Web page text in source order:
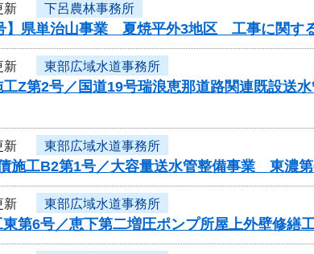
新 下呂農林事務所
】県単治山事業 夏焼平外3地区 工事に関す
新 東部広域水道事務所
工Z第2号／国道19号瑞浪恵那道路関連既設
新 東部広域水道事務所
債施工B2第1号／大容量送水管整備事業 東濃
新 東部広域水道事務所
東第6号／恵下第二増圧ポンプ所屋上外壁修繕